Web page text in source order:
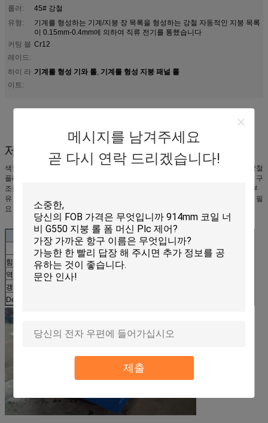
메시지를 남겨주세요
곧 다시 연락 드리겠습니다!
제출
롤러:
45# 강철
유형:
기계를 형성하는 기계/지붕 장 목록을 형성하는 강철 자동적인 지붕 목록
이 0.15mm-0.4mm에 의하여 직류 전기를 통했습니다
커팅 블
레이드:
Cr12
하이 라
이트:
기계를 형성 기와 롤, 기계를 형성 지붕 패널 롤
제품 신청
색깔 강철 목록 패널은 압력판의 각종 파 유형으로 찬 구부리기의 색깔 입히는 강철
플레이트 그리고 롤러입니다. 그것은 산업과 시민 건물, 창고, 건축, 큰 경간 강철 구
조물 주거 지붕, 벽, 그리고 내부와 외부 벽 훈장에서, 입니다 경량, 색깔 부유한 부
유 고강도, 편리한 사용되고 빠른 건축, 지진, 불, 비, 긴 서비스 기간, 유지 보수가 필
요 없는 특성은, 넓게 적용되었습니다
기계를 형성하는 루핑 장 구부리는 목록
작동 과정: decoiler 먹이 목록 형성하 절단 최후 제품
힘
7.5KW+4KW
역
대략 18의 역
갱구
Decoiler